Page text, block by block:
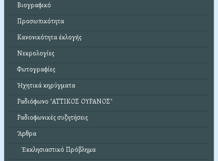
Βιογραφικό
Προσωπικότητα
Κανονικότητα ἐκλογῆς
Νεκρολογίες
Φωτογραφίες
Ἠχητικά κηρύγματα
Ραδιόφωνο "ΑΤΤΙΚΟΣ ΟΥΡΑΝΟΣ"
Ραδιοφωνικές συζητήσεις
Ἄρθρα
Ἐκκλησιαστικό Πρόβλημα